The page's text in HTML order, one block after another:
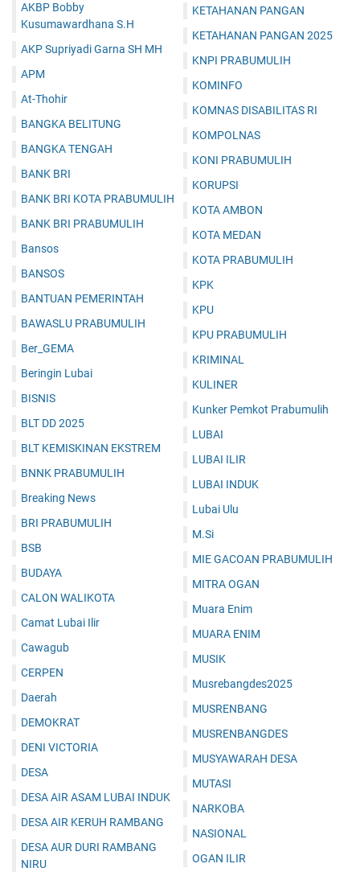
AKBP Bobby
Kusumawardhana S.H
AKP Supriyadi Garna SH MH
APM
At-Thohir
BANGKA BELITUNG
BANGKA TENGAH
BANK BRI
BANK BRI KOTA PRABUMULIH
BANK BRI PRABUMULIH
Bansos
BANSOS
BANTUAN PEMERINTAH
BAWASLU PRABUMULIH
Ber_GEMA
Beringin Lubai
BISNIS
BLT DD 2025
BLT KEMISKINAN EKSTREM
BNNK PRABUMULIH
Breaking News
BRI PRABUMULIH
BSB
BUDAYA
CALON WALIKOTA
Camat Lubai Ilir
Cawagub
CERPEN
Daerah
DEMOKRAT
DENI VICTORIA
DESA
DESA AIR ASAM LUBAI INDUK
DESA AIR KERUH RAMBANG
DESA AUR DURI RAMBANG
NIRU
KETAHANAN PANGAN
KETAHANAN PANGAN 2025
KNPI PRABUMULIH
KOMINFO
KOMNAS DISABILITAS RI
KOMPOLNAS
KONI PRABUMULIH
KORUPSI
KOTA AMBON
KOTA MEDAN
KOTA PRABUMULIH
KPK
KPU
KPU PRABUMULIH
KRIMINAL
KULINER
Kunker Pemkot Prabumulih
LUBAI
LUBAI ILIR
LUBAI INDUK
Lubai Ulu
M.Si
MIE GACOAN PRABUMULIH
MITRA OGAN
Muara Enim
MUARA ENIM
MUSIK
Musrebangdes2025
MUSRENBANG
MUSRENBANGDES
MUSYAWARAH DESA
MUTASI
NARKOBA
NASIONAL
OGAN ILIR